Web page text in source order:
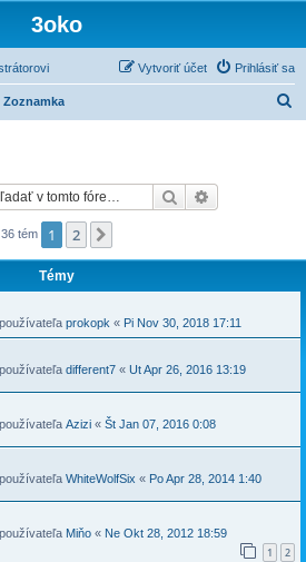
3oko
Prihlásiť sa
Vytvoriť účet
Zoznamka
Hľadať
36 tém 1 2
Témy
prokopk « Pi Nov 30, 2018 17:11
different7 « Ut Apr 26, 2016 13:19
Azizi « Št Jan 07, 2016 0:08
WhiteWolfSix « Po Apr 28, 2014 1:40
Miňo « Ne Okt 28, 2012 18:59
1 2